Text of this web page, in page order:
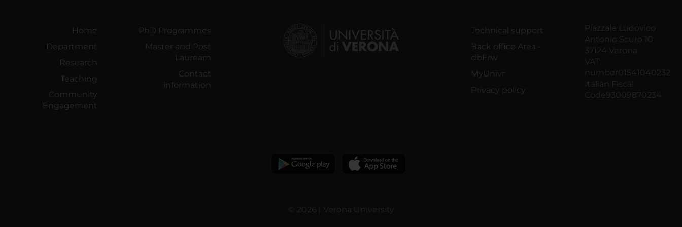
Home
Department
Research
Teaching
Community
Engagement
PhD Programmes
Master and Post
Lauream
Contact
information
Technical support
Back office Area -
dbErw
MyUnivr
Privacy policy
Piazzale Ludovico
Antonio Scuro 10
37124 Verona
VAT
number01541040232
Italian Fiscal
Code93009870234
© 2026 | Verona University